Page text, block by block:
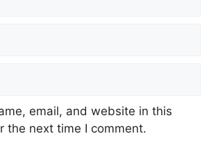
email, and website in this
the next time I comment.